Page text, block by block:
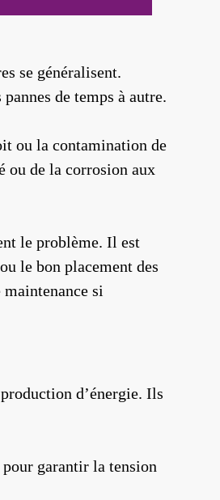
se généralisent.
de temps à autre.
ou la contamination de
ou de la corrosion aux
le problème. Il est
le bon placement des
si
d’énergie. Ils
garantir la tension